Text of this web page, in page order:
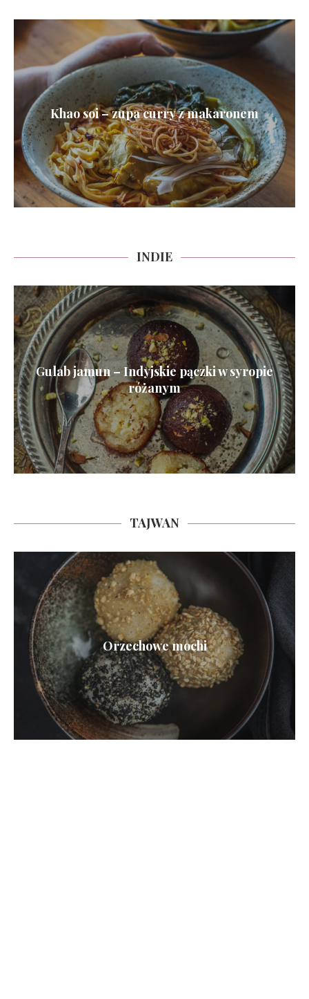
Khao soi – zupa curry z makaronem
INDIE
Gulab jamun – Indyjskie pączki w syropie
różanym
TAJWAN
Orzechowe mochi